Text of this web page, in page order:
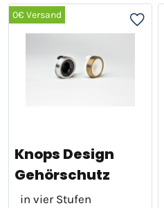
0€ Versand
Knops Design
Gehörschutz
in vier Stufen